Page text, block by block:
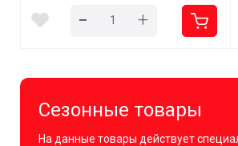
- +
Сезонные товары
На данные товары действует